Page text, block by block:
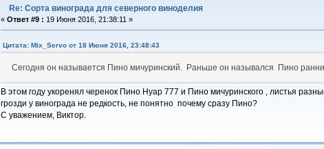
Re: Сорта винограда для северного виноделия
« Ответ #9 : 19 Июня 2016, 21:38:11 »
Цитата: Mix_Servo от 18 Июня 2016, 23:48:43
Сегодня он называется Пино мичуринский. Раньше он назывался Пино
В этом году укоренял черенок Пино Нуар 777 и Пино мичуринского , листья
грозди у винограда не редкость, не понятно почему сразу Пино?
С уважением, Виктор.